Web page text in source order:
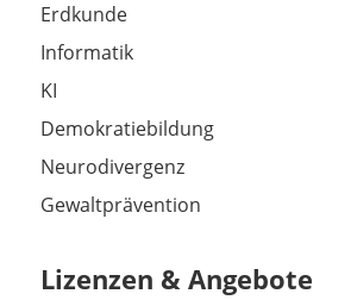
Erdkunde
Informatik
KI
Demokratiebildung
Neurodivergenz
Gewaltprävention
Lizenzen & Angebote